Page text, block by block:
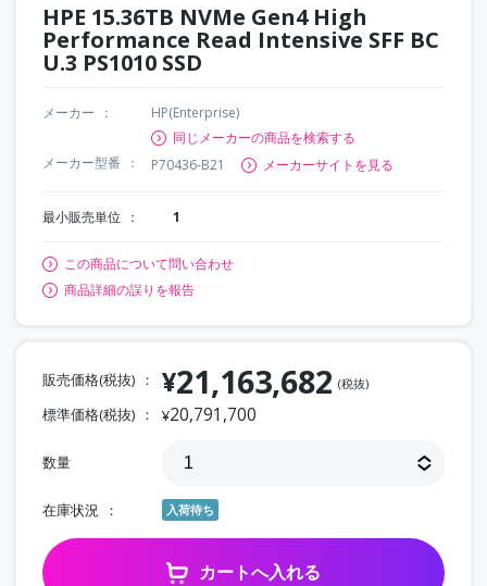
HPE 15.36TB NVMe Gen4 High
Performance Read Intensive SFF BC
U.3 PS1010 SSD
メーカー
HP(Enterprise)
同じメーカーの商品を検索する
メーカー型番
P70436-B21 メーカーサイトを見る
最小販売単位 1
この商品について問い合わせ
商品詳細の誤りを報告
販売価格(税抜) ¥21,163,682 (税抜)
標準価格(税抜) ¥20,791,700
数量
在庫状況 入荷待ち
カートへ入れる